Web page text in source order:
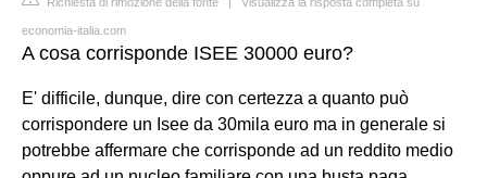
economia-italia.com
A cosa corrisponde ISEE 30000 euro?
E' difficile, dunque, dire con certezza a quanto può
corrispondere un Isee da 30mila euro ma in generale si
potrebbe affermare che corrisponde ad un reddito medio